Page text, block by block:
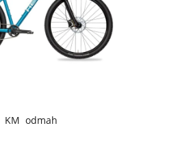
KM odmah